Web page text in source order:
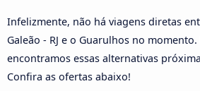
Infelizmente, não há viagens diretas
Galeão - RJ e o Guarulhos no
encontramos essas alternativas
Confira as ofertas abaixo!